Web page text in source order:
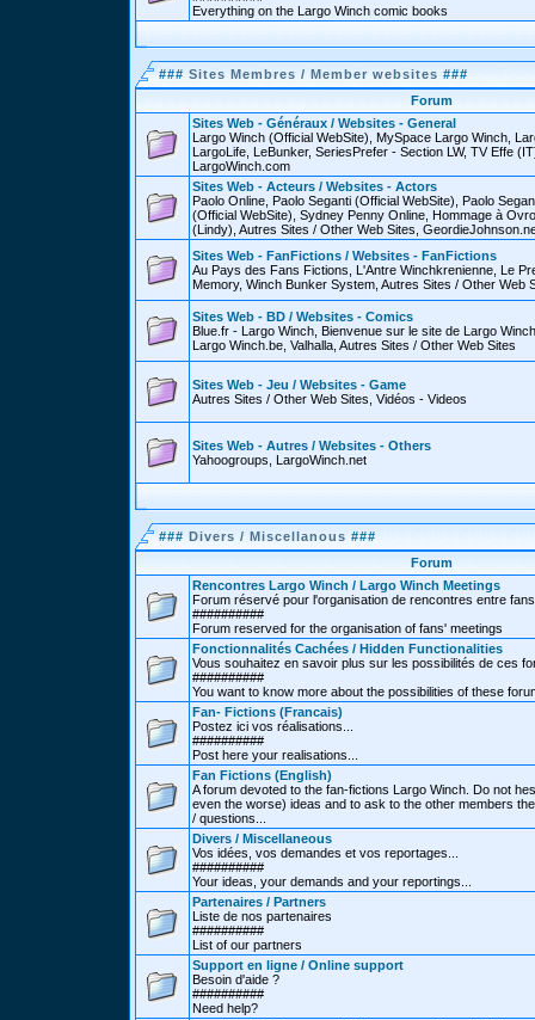
Everything on the Largo Winch comic books
### Sites Membres / Member websites ###
Forum
Sites Web - Généraux / Websites - General
Largo Winch (Official WebSite), MySpace Largo Winch,
LargoLife, LeBunker, SeriesPrefer - Section LW, TV Effe
LargoWinch.com
Sites Web - Acteurs / Websites - Actors
Paolo Online, Paolo Seganti (Official WebSite), Paolo
(Official WebSite), Sydney Penny Online, Hommage à
(Lindy), Autres Sites / Other Web Sites,
Sites Web - FanFictions / Websites - FanFictions
Au Pays des Fans Fictions, L'Antre Winchkrenienne, Le
Memory, Winch Bunker System, Autres Sites / Other Web
Sites Web - BD / Websites - Comics
Blue.fr - Largo Winch, Bienvenue sur le site de Largo
Largo Winch.be, Valhalla, Autres Sites / Other Web Sites
Sites Web - Jeu / Websites - Game
Autres Sites / Other Web Sites, Vidéos - Videos
Sites Web - Autres / Websites - Others
Yahoogroups, LargoWinch.net
### Divers / Miscellanous ###
Forum
Rencontres Largo Winch / Largo Winch Meetings
Forum réservé pour l'organisation de rencontres entre fans
##########
Forum reserved for the organisation of fans' meetings
Fonctionnalités Cachées / Hidden Functionalities
Vous souhaitez en savoir plus sur les possibilités de ces
##########
You want to know more about the possibilities of these
Fan- Fictions (Francais)
Postez ici vos réalisations...
##########
Post here your realisations...
Fan Fictions (English)
A forum devoted to the fan-fictions Largo Winch. Do not
even the worse) ideas and to ask to the other members
/ questions...
Divers / Miscellaneous
Vos idées, vos demandes et vos reportages...
##########
Your ideas, your demands and your reportings...
Partenaires / Partners
Liste de nos partenaires
##########
List of our partners
Support en ligne / Online support
Besoin d'aide ?
##########
Need help?